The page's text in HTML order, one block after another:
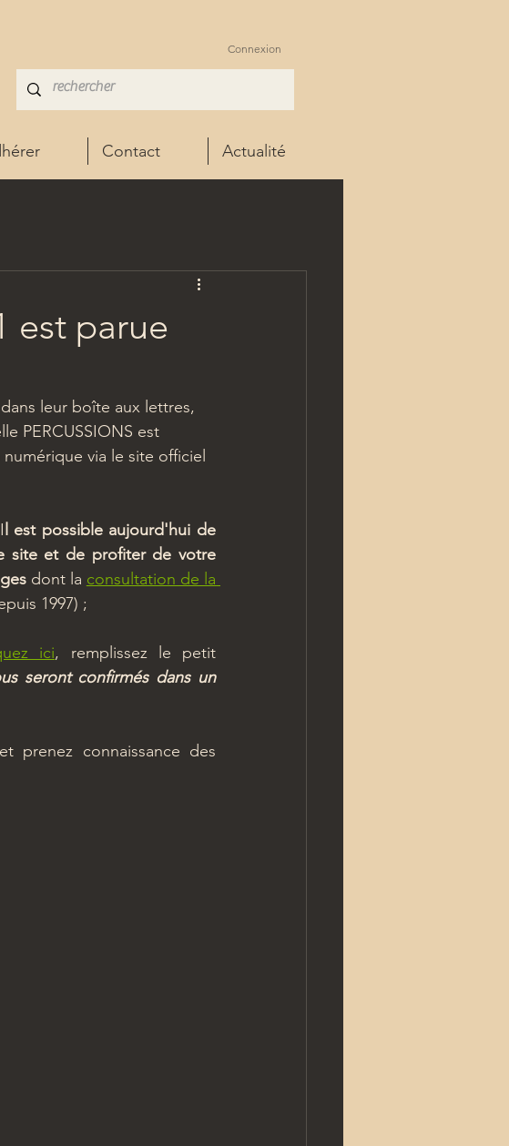
Connexion
Contact Actualité
est parue
leur boîte aux lettres,
PERCUSSIONS est
via le site officiel
l est possible aujourd'hui de
site et de profiter de votre
dont la consultation de la
1997) ;
ici, remplissez le petit
seront confirmés dans un